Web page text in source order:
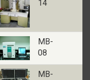
14
MB-
08
MB-